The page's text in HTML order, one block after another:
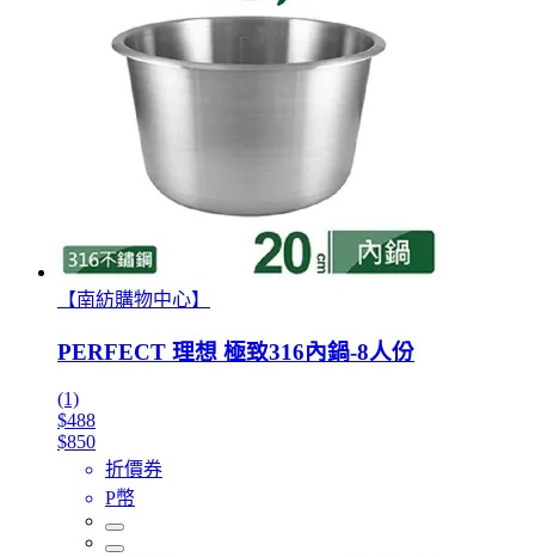
【南紡購物中心】
PERFECT 理想 極致316內鍋-8人份
(1)
$488
$850
折價券
P幣